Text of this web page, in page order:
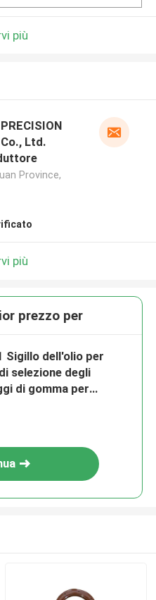
più
Ltd.
Province,
più
prezzo per
Sigillo dell'olio per
selezione degli
di gomma per